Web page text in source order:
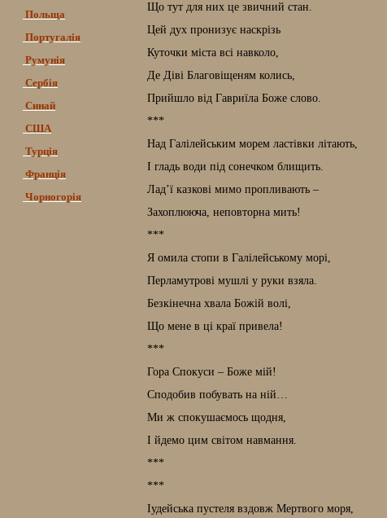
Польща
Португалія
Румунія
Сербія
Синай
США
Турція
Франція
Чорногорія
Що тут для них це звичний стан.
Цей дух пронизує наскрізь
Куточки міста всі навколо,
Де Діві Благовіщеням колись,
Прийшло від Гавриїла Боже слово.
***
Над Галілейським морем ластівки літають,
І гладь води під сонечком блищить.
Лад’ї казкові мимо пропливають –
Захоплююча, неповторна мить!
***
Я омила стопи в Галілейському морі,
Перламутрові мушлі у руки взяла.
Безкінечна хвала Божій волі,
Що мене в ці краї привела!
***
Гора Спокуси – Боже мій!
Сподобив побувать на ній…
Ми ж спокушаємось щодня,
І йдемо цим світом навмання.
***
***
Іудейська пустеля вздовж Мертвого моря,